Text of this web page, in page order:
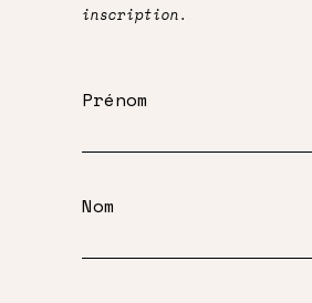
inscription.
Prénom
Nom